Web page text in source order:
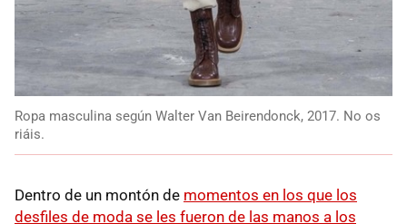
Ropa masculina según Walter Van Beirendonck, 2017. No os
riáis.
Dentro de un montón de momentos en los que los
desfiles de moda se les fueron de las manos a los